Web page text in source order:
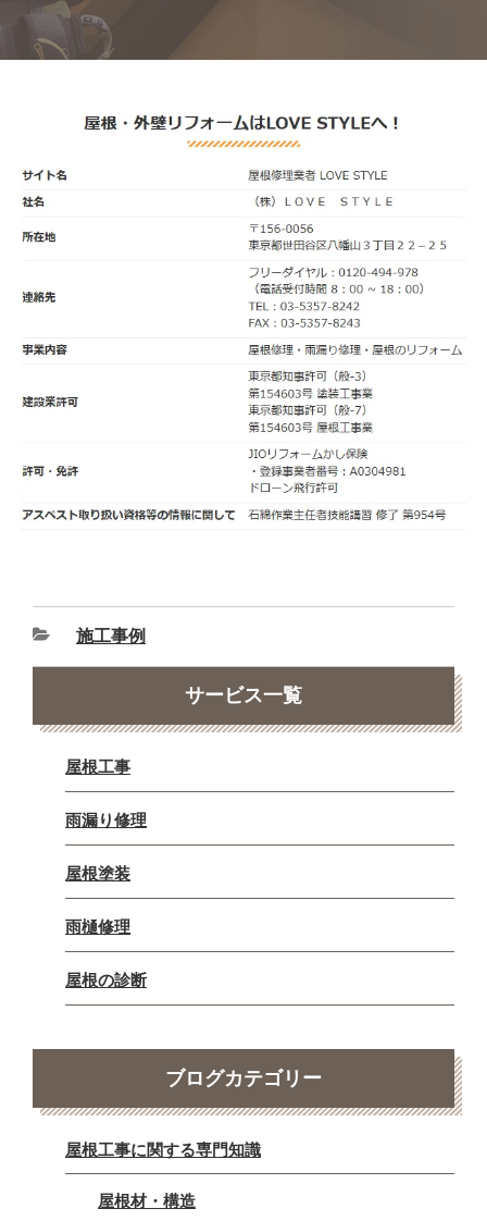
施工事例
サービス一覧
屋根工事
雨漏り修理
屋根塗装
雨樋修理
屋根の診断
ブログカテゴリー
屋根工事に関する専門知識
屋根材・構造